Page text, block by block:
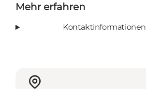
Mehr erfahren
Kontaktinformationen